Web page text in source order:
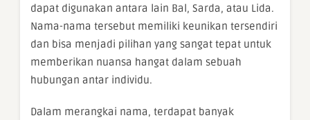
dapat digunakan antara lain Bal, Sarda, atau Lida.
Nama-nama tersebut memiliki keunikan tersendiri
dan bisa menjadi pilihan yang sangat tepat untuk
memberikan nuansa hangat dalam sebuah
hubungan antar individu.
Dalam merangkai nama, terdapat banyak